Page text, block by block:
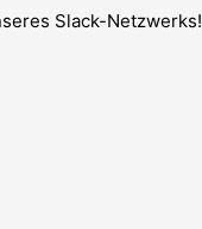
Slack-Netzwerks!